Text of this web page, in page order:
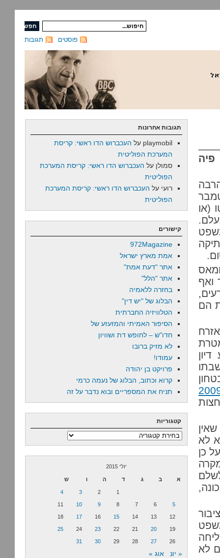
תגובות פוסטים
(או
ואף
הם
2009
לא
כן
לא
תגובות אחרונות
playmobil על העכברוש הדו ראשי: קריסת
המערכת הפוליטית
סמולן על העכברוש הדו ראשי: קריסת המערכת
הפוליטית
רועי על העכברוש הדו ראשי: קריסת המערכת
הפוליטית
קישורים
972Magazine
אמת מארץ ישראל
אתר "דעת אמת"
אתר "הלל"
בחזרה ללאמיה
הבלוג של "יש דין"
הטלוויזיה החברתית
הסיפור האמיתי והמזעזע של
חדו"ש – לחופש דת ושוויון
לא מזיק ברובו
עמודו!
פרויקט בן יהודה
קרוא וכתוב, הבלוג של נעמה כרמי
תניח את המספריים ובוא נדבר על זה
קטגוריות
קטגוריות
יולי 2015
א ב ג ד ה ו ש
1
2
3
4
5
6
7
8
9
10
11
12
13
14
15
16
17
18
19
20
21
22
23
24
25
26
27
28
29
30
31
« יונ אוג »